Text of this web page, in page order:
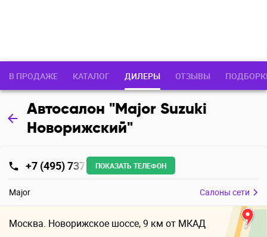
В ПРОДАЖЕ КАТАЛОГ ДИЛЕРЫ ОТЗЫВЫ
Автосалон "Major Suzuki
Новорижский"
+7 (495) 737 ПОКАЗАТЬ ТЕЛЕФОН
Major Салоны сети
Москва. Новорижское шоссе, 9 км от МКАД